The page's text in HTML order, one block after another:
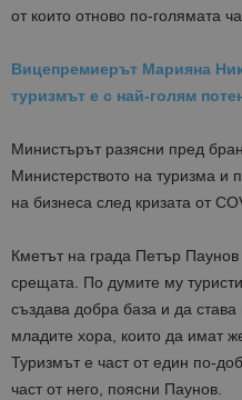
от които отново по-голямата
Вицепремиерът Марияна
туризмът е с най-голям
Министърът разясни пред
Министерството на туризма и
на бизнеса след кризата от
Кметът на града Петър
срещата. По думите му
създава добра база и да
младите хора, които да имат
Туризмът е част от един по-
част от него, поясни Паунов.